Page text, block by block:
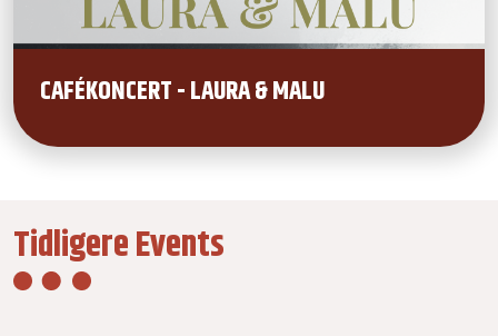
CAFÉKONCERT - LAURA & MALU
Tidligere Events